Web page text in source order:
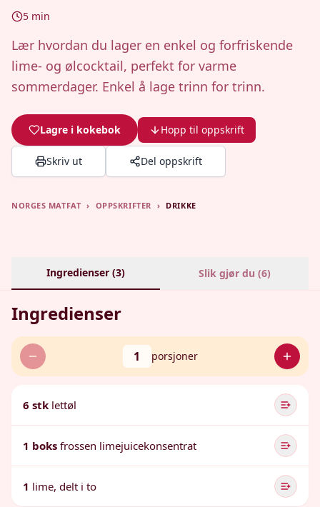
5 min
Lær hvordan du lager en enkel og forfriskende
lime- og ølcocktail, perfekt for varme
sommerdager. Enkel å lage trinn for trinn.
Lagre i kokebok Hopp til oppskrift
Skriv ut Del oppskrift
NORGES MATFAT › OPPSKRIFTER › DRIKKE
Ingredienser (3) Slik gjør du (6)
Ingredienser
1 porsjoner
6 stk lettøl
1 boks frossen limejuicekonsentrat
1 lime, delt i to